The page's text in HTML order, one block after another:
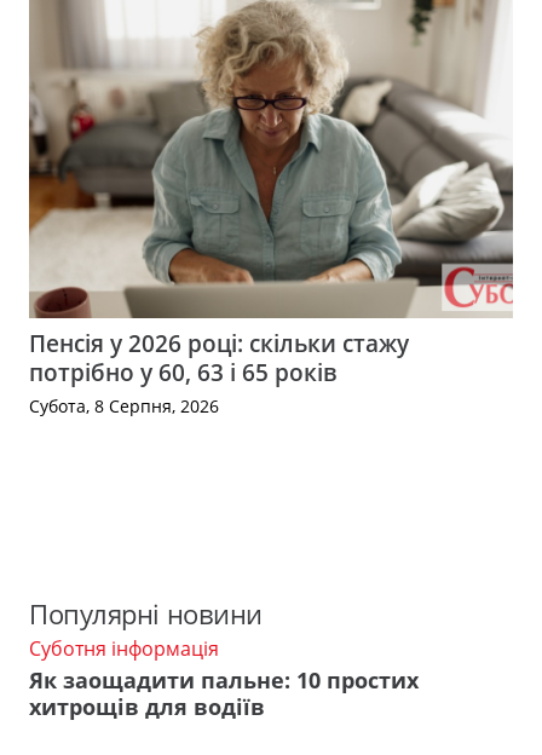
Пенсія у 2026 році: скільки стажу
потрібно у 60, 63 і 65 років
Субота, 8 Серпня, 2026
Популярні новини
Суботня інформація
Як заощадити пальне: 10 простих
хитрощів для водіїв